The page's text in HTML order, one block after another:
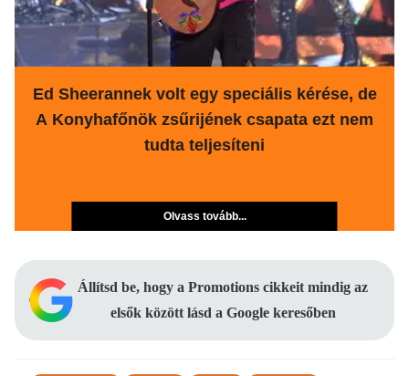
Ed Sheerannek volt egy speciális kérése, de
A Konyhafőnök zsűrijének csapata ezt nem
tudta teljesíteni
Olvass tovább...
Állítsd be, hogy a Promotions cikkeit mindig az
elsők között lásd a Google keresőben